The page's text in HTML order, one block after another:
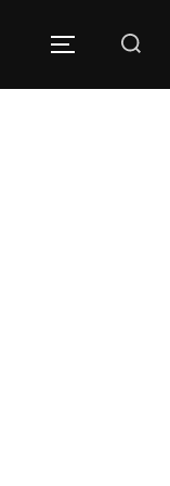
Caută COMUTĂ